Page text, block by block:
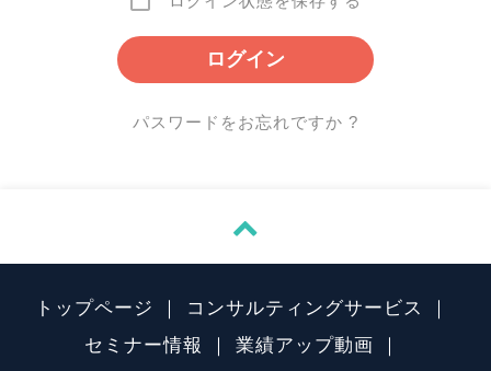
パスワードをお忘れですか ?

トップページ
コンサルティングサービス
セミナー情報
業績アップ動画